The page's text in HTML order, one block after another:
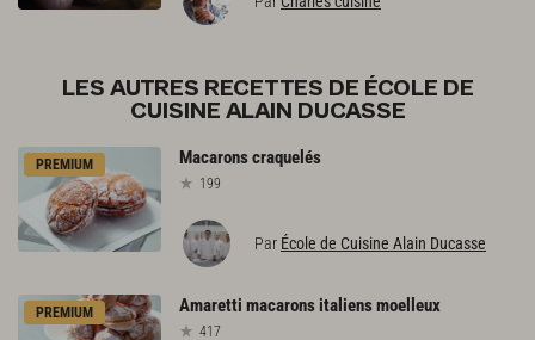
LES AUTRES RECETTES DE ÉCOLE DE
CUISINE ALAIN DUCASSE
PREMIUM Macaronscraquelés
199
Par École de Cuisine Alain Ducasse
PREMIUM Amaretti macarons italiensmoelleux
417